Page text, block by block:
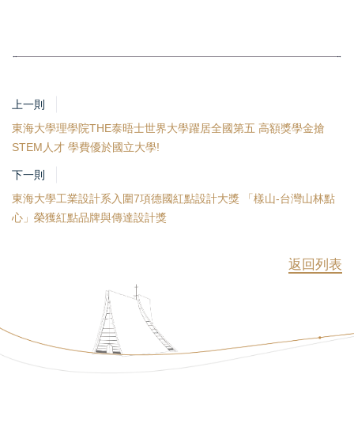
上一則
東海大學理學院THE泰晤士世界大學躍居全國第五 高額獎學金搶
STEM人才 學費優於國立大學!
下一則
東海大學工業設計系入圍7項德國紅點設計大獎 「樣山-台灣山林點
心」榮獲紅點品牌與傳達設計獎
返回列表